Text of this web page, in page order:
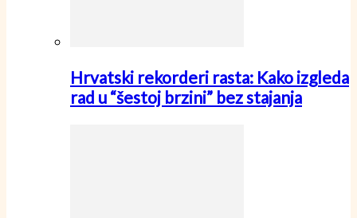
Hrvatski rekorderi rasta: Kako izgleda
rad u “šestoj brzini” bez stajanja